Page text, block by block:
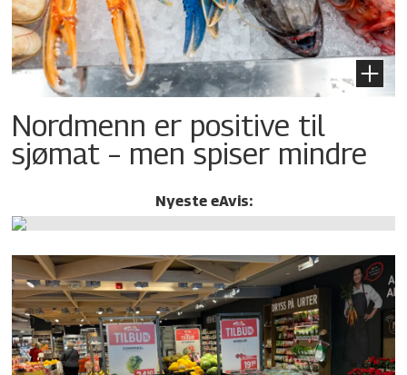
Nordmenn er positive til
sjømat – men spiser mindre
Nyeste eAvis: